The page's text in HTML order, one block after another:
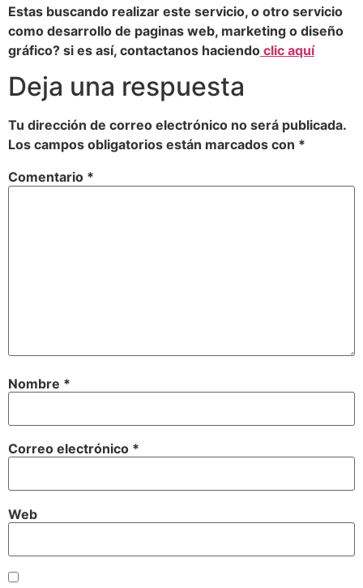
Estas buscando realizar este servicio, o otro servicio
como desarrollo de paginas web, marketing o diseño
gráfico? si es así, contactanos haciendo clic aquí
Deja una respuesta
Tu dirección de correo electrónico no será publicada.
Los campos obligatorios están marcados con *
Comentario *
Nombre *
Correo electrónico *
Web